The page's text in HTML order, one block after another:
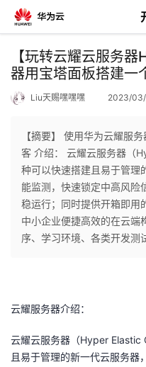
返
回
个
人
主
我
的
发
者
【玩转云耀云服务
器用宝塔面板搭建一
Liu天赐嘿嘿嘿 2023/03/
【摘要】 使用华为云耀服
客 介绍： 云耀云服务器（
种可以快速搭建且易于管理
能监测，快速锁定中高风险
稳运行；同时提供开箱即用
中小企业便捷高效的在云端
序、学习环境、各类开发测
云耀服务器介绍：
云耀云服务器（Hyper Elastic
且易于管理的新一代云服务器